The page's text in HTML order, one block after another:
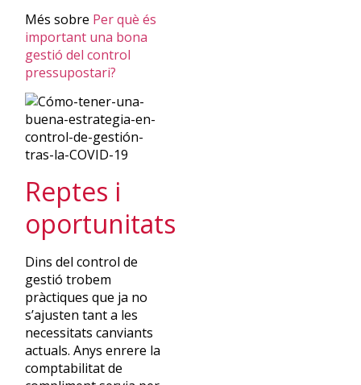
Més sobre Per què és
important una bona
gestió del control
pressupostari?
Reptes i
oportunitats
Dins del control de
gestió trobem
pràctiques que ja no
s’ajusten tant a les
necessitats canviants
actuals. Anys enrere la
comptabilitat de